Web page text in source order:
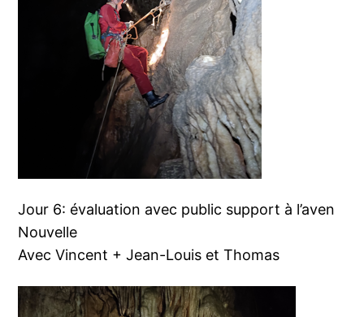
Jour 6: évaluation avec public support à l’aven
Nouvelle
Avec Vincent + Jean-Louis et Thomas